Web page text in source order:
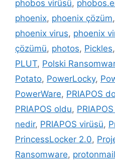
phobos virüsü,
phoenix, phoenix çözüm,
phoenix virus, phoenix
çözümü, photos, Pickles,
PLUT, Polski
Potato, PowerLocky,
PowerWare, PRIAPOS
PRIAPOS oldu,
nedir, PRIAPOS virüsü,
PrincessLocker 2.0,
Ransomware,